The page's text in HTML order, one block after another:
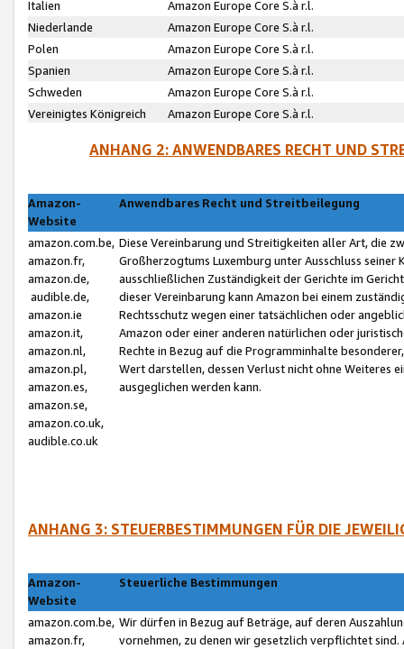
Italien
Amazon Europe Core S.à r.l.
Niederlande
Amazon Europe Core S.à r.l.
Polen
Amazon Europe Core S.à r.l.
Spanien
Amazon Europe Core S.à r.l.
Schweden
Amazon Europe Core S.à r.l.
Vereinigtes Königreich
Amazon Europe Core S.à r.l.
ANHANG 2: ANWENDBARES RECHT UND
Amazon-
Website
Anwendbares Recht und Streitbeilegung
amazon.com.be,
amazon.fr,
amazon.de,
audible.de,
amazon.ie
amazon.it,
amazon.nl,
amazon.pl,
amazon.es,
amazon.se,
amazon.co.uk,
audible.co.uk
Diese Vereinbarung und Streitigkeiten aller Art, die
Großherzogtums Luxemburg unter Ausschluss
ausschließlichen Zuständigkeit der Gerichte im
dieser Vereinbarung kann Amazon bei einem
Rechtsschutz wegen einer tatsächlichen oder
Amazon oder einer anderen natürlichen oder
Rechte in Bezug auf die Programminhalte
Wert darstellen, dessen Verlust nicht ohne Weiteres
ausgeglichen werden kann.
ANHANG 3: STEUERBESTIMMUNGEN FÜR DIE
Amazon-
Website
Steuerliche Bestimmungen
amazon.com.be,
amazon.fr,
Wir dürfen in Bezug auf Beträge, auf deren
vornehmen, zu denen wir gesetzlich verpflichtet